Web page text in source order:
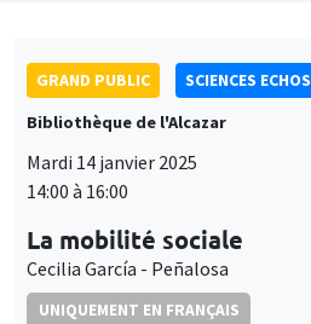
GRAND PUBLIC
SCIENCES ECHOS
Bibliothèque de l'Alcazar
Mardi 14 janvier 2025
14:00 à 16:00
La mobilité sociale
Cecilia García - Peñalosa
UNIQUEMENT EN FRANÇAIS